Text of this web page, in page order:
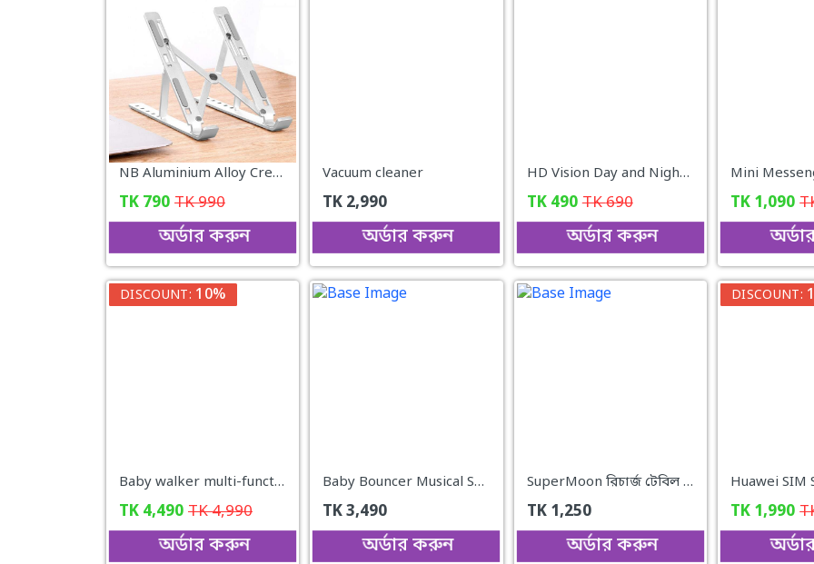
NB Aluminium Alloy Creative Laptop Stand
TK 790 TK990
অর্ডার করুন
Vacuum cleaner
TK 2,990
অর্ডার করুন
HD Vision Day and Night Glass 2 pcs
TK 490 TK690
অর্ডার করুন
TK 1,090
DISCOUNT: 10%
Baby walker multi-function child starter learn to drive
TK 4,490 TK4,990
অর্ডার করুন
Baby Bouncer Musical Swing Chair Rocking Chair Toddler Rocker -Pink
TK3,490
অর্ডার করুন
SuperMoon রিচার্জ টেবিল ফ্যান প্লাস লাইট
TK 1,250
অর্ডার করুন
DISCOUNT:
TK 1,990